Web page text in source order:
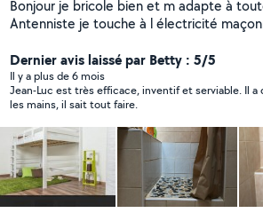
Bonjour je bricole bien et m adapte à
Antenniste je touche à l électricité
Autodidacte je donne mes astuces . Le
guise. Hyper polyvalent. Je viens sur place afin de
valider le travail a effectuer. Si pas dans
Dernier avis laissé par Betty : 5/5
Il y a plus de 6 mois
Jean-Luc est très efficace, inventif et serviable. Il a de l'or dans
les mains, il sait tout faire.